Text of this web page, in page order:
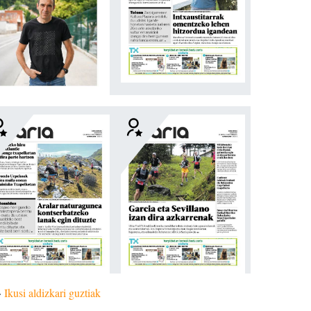
Ikusi aldizkari guztiak